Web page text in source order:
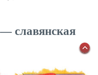
славянская